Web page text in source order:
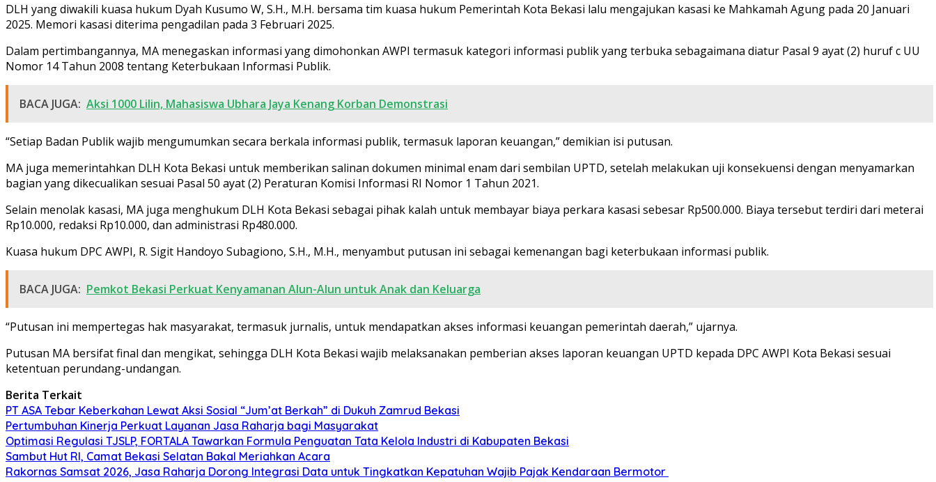
DLH yang diwakili kuasa hukum Dyah Kusumo W, S.H., M.H. bersama tim kuasa hukum Pemerintah Kota Bekasi lalu mengajukan kasasi ke Mahkamah Agung pada 20 Januari
2025. Memori kasasi diterima pengadilan pada 3 Februari 2025.
Dalam pertimbangannya, MA menegaskan informasi yang dimohonkan AWPI termasuk kategori informasi publik yang terbuka sebagaimana diatur Pasal 9 ayat (2) huruf c UU
Nomor 14 Tahun 2008 tentang Keterbukaan Informasi Publik.
BACA JUGA: Aksi 1000 Lilin, Mahasiswa Ubhara Jaya Kenang Korban Demonstrasi
“Setiap Badan Publik wajib mengumumkan secara berkala informasi publik, termasuk laporan keuangan,” demikian isi putusan.
MA juga memerintahkan DLH Kota Bekasi untuk memberikan salinan dokumen minimal enam dari sembilan UPTD, setelah melakukan uji konsekuensi dengan menyamarkan
bagian yang dikecualikan sesuai Pasal 50 ayat (2) Peraturan Komisi Informasi RI Nomor 1 Tahun 2021.
Selain menolak kasasi, MA juga menghukum DLH Kota Bekasi sebagai pihak kalah untuk membayar biaya perkara kasasi sebesar Rp500.000. Biaya tersebut terdiri dari meterai
Rp10.000, redaksi Rp10.000, dan administrasi Rp480.000.
Kuasa hukum DPC AWPI, R. Sigit Handoyo Subagiono, S.H., M.H., menyambut putusan ini sebagai kemenangan bagi keterbukaan informasi publik.
BACA JUGA: Pemkot Bekasi Perkuat Kenyamanan Alun-Alun untuk Anak dan Keluarga
“Putusan ini mempertegas hak masyarakat, termasuk jurnalis, untuk mendapatkan akses informasi keuangan pemerintah daerah,” ujarnya.
Putusan MA bersifat final dan mengikat, sehingga DLH Kota Bekasi wajib melaksanakan pemberian akses laporan keuangan UPTD kepada DPC AWPI Kota Bekasi sesuai
ketentuan perundang-undangan.
Berita Terkait
PT ASA Tebar Keberkahan Lewat Aksi Sosial “Jum’at Berkah” di Dukuh Zamrud Bekasi
Pertumbuhan Kinerja Perkuat Layanan Jasa Raharja bagi Masyarakat
Optimasi Regulasi TJSLP, FORTALA Tawarkan Formula Penguatan Tata Kelola Industri di Kabupaten Bekasi
Sambut Hut RI, Camat Bekasi Selatan Bakal Meriahkan Acara
Rakornas Samsat 2026, Jasa Raharja Dorong Integrasi Data untuk Tingkatkan Kepatuhan Wajib Pajak Kendaraan Bermotor